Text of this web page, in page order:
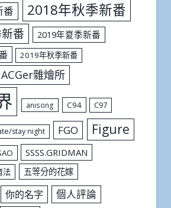
番 2018年秋季新番
番
2019年夏季新番
2019年秋季新番
ACGer雜燴所
anisong C94 C97
stay night FGO Figure
SSSS.GRIDMAN
法 五等分的花嫁
你的名字 個人評論